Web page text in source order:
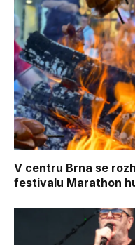
V centru Brna se
festivalu Marathon